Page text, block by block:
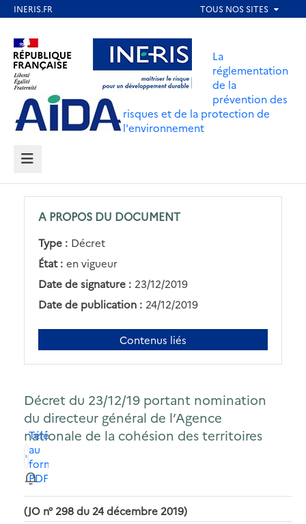
contenu
principal
Aller au contenu Aller au menu
Aller au pied de page
La
réglementation
de la
prévention des
risques et de la protection de
l'environnement
MENU
A PROPOS DU DOCUMENT
Type : Décret
État : en vigueur
Date de signature : 23/12/2019
Date de publication : 24/12/2019
Contenus liés
Décret du 23/12/19 portant nomination
du directeur général de l’Agence
nationale de la cohésion des territoires
Télécharger
au
format
PDF
(JO n° 298 du 24 décembre 2019)